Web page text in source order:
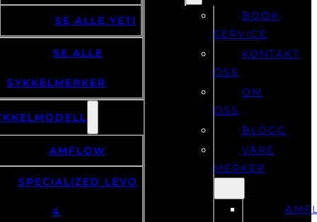
SE ALLE YETI
SE ALLE
SYKKELMERKER
AMFLOW
SPECIALIZED LEVO
4
BOOK
SERVICE
KONTAKT
OSS
OM
OSS
BLOGG
VÅRE
MERKER